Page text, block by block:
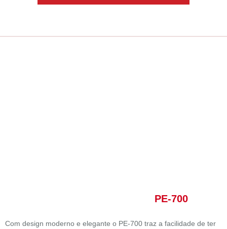
PE-700
Com design moderno e elegante o PE-700 traz a facilidade de ter